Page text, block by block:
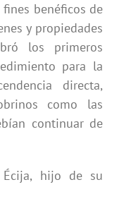
benéficos de
y propiedades
los primeros
para la
directa,
como las
continuar de
Écija, hijo de su